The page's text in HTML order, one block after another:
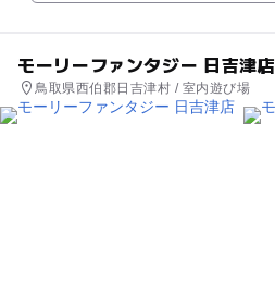
モーリーファンタジー 日吉津店
鳥取県西伯郡日吉津村 / 室内遊び場